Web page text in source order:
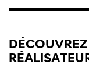
DÉCOUVREZ